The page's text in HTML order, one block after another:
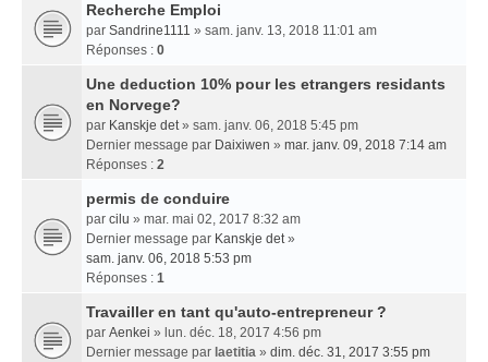
Recherche Emploi
par Sandrine1111 » sam. janv. 13, 2018 11:01 am
Réponses : 0
Une deduction 10% pour les etrangers residants
en Norvege?
par Kanskje det» sam. janv. 06, 2018 5:45 pm
Dernier message par Daixiwen » mar. janv. 09, 2018 7:14 am
Réponses : 2
permis de conduire
par cilu » mar. mai 02, 2017 8:32 am
Dernier message par Kanskje det»
sam. janv. 06, 2018 5:53 pm
Réponses : 1
Travailler en tant qu'auto-entrepreneur ?
par Aenkei » lun. déc. 18, 2017 4:56 pm
Dernier message par laetitia » dim. déc. 31, 2017 3:55 pm